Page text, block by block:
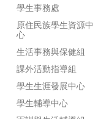
學生事務處
原住民族學生資源中
心
生活事務與保健組
課外活動指導組
學生生涯發展中心
學生輔導中心